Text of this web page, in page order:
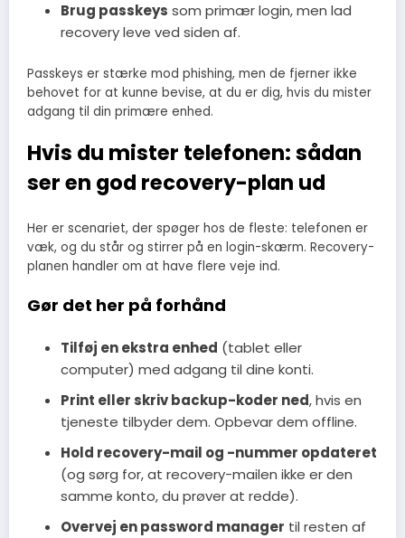
Brug passkeys som primær login, men lad
recovery leve ved siden af.
Passkeys er stærke mod phishing, men de fjerner ikke
behovet for at kunne bevise, at du er dig, hvis du mister
adgang til din primære enhed.
Hvis du mister telefonen: sådan
ser en god recovery-plan ud
Her er scenariet, der spøger hos de fleste: telefonen er
væk, og du står og stirrer på en login-skærm. Recovery-
planen handler om at have flere veje ind.
Gør det her på forhånd
Tilføj en ekstra enhed (tablet eller
computer) med adgang til dine konti.
Print eller skriv backup-koder ned, hvis en
tjeneste tilbyder dem. Opbevar dem offline.
Hold recovery-mail og -nummer opdateret
(og sørg for, at recovery-mailen ikke er den
samme konto, du prøver at redde).
Overvej en password manager til resten af